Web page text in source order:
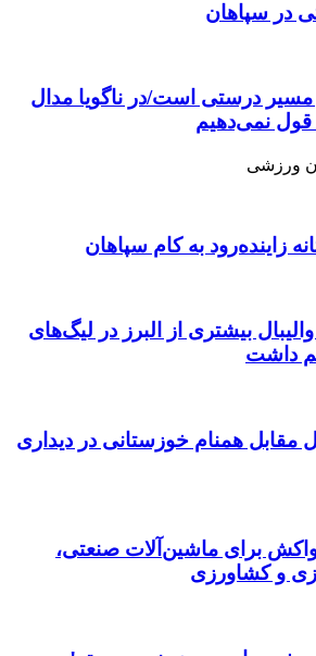
در سپاهان
مسیر درستی است/در ناگویا مدال
قول نمی‌دهیم
ورزشی
زاینده‌رود به کام سپاهان
بیشتری از البرز در لیگ‌های
داشت
مقابل همنام خوزستانی در دیداری
برای ماشین‌آلات صنعتی،
و کشاورزی